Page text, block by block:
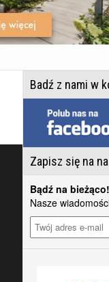
Badź z nami w
Zapisz się na
Bądź na bieżąco!
Nasze